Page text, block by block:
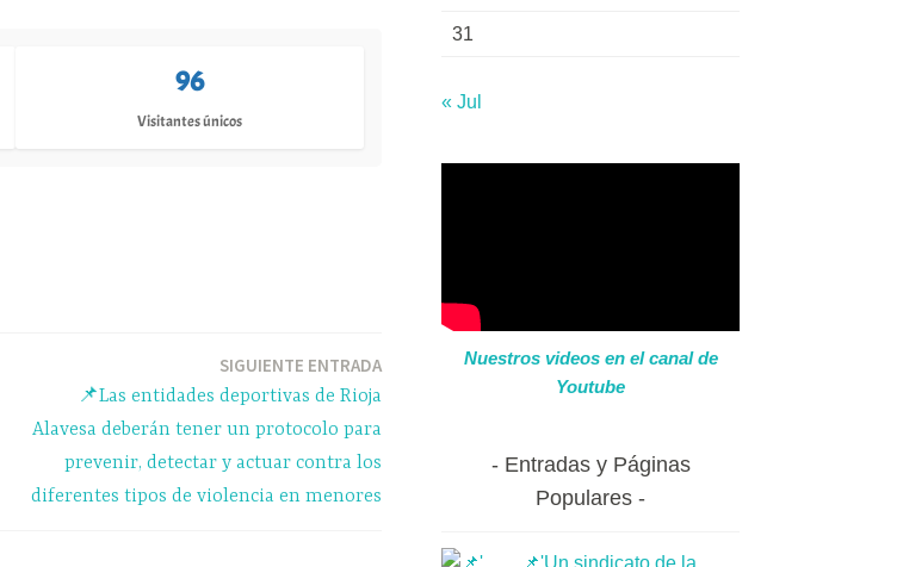
96
Visitantes únicos
SIGUIENTE ENTRADA
📌Las entidades deportivas de Rioja
Alavesa deberán tener un protocolo para
prevenir, detectar y actuar contra los
diferentes tipos de violencia en menores
31
« Jul
Nuestros videos en el canal de
Youtube
Entradas y Páginas
Populares
📌'Un sindicato de la